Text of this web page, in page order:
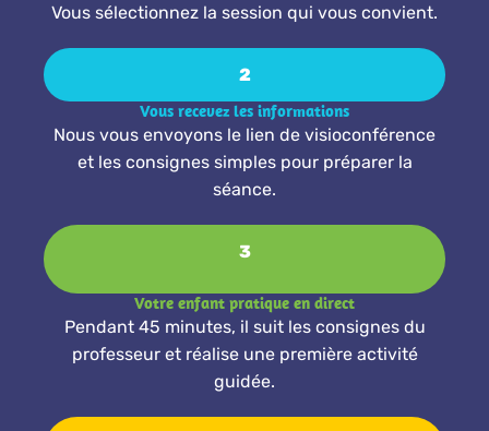
Vous sélectionnez la session qui vous convient.
2
Vous recevez les informations
Nous vous envoyons le lien de visioconférence
et les consignes simples pour préparer la
séance.
3
Votre enfant pratique en direct
Pendant 45 minutes, il suit les consignes du
professeur et réalise une première activité
guidée.